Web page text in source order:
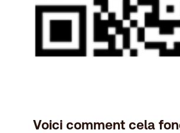
Voici comment cela